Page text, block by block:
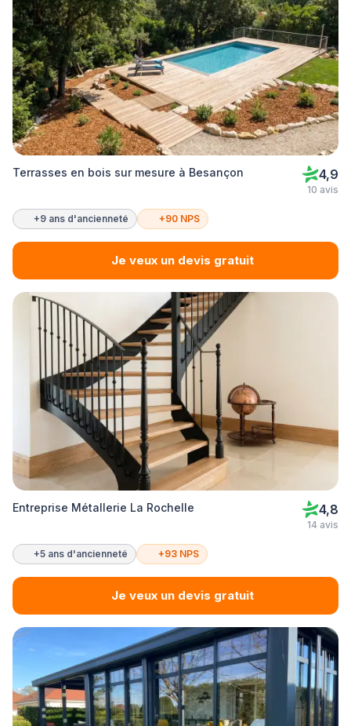
Terrasses en bois sur mesure à Besançon 4,9
10 avis
+9 ans d'ancienneté +90 NPS
Je veux un devis gratuit
Entreprise Métallerie La Rochelle 4,8
14 avis
+5 ans d'ancienneté +93 NPS
Je veux un devis gratuit